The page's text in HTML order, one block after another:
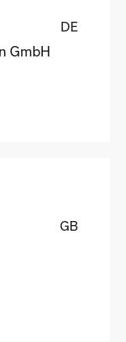
DE
GmbH
GB